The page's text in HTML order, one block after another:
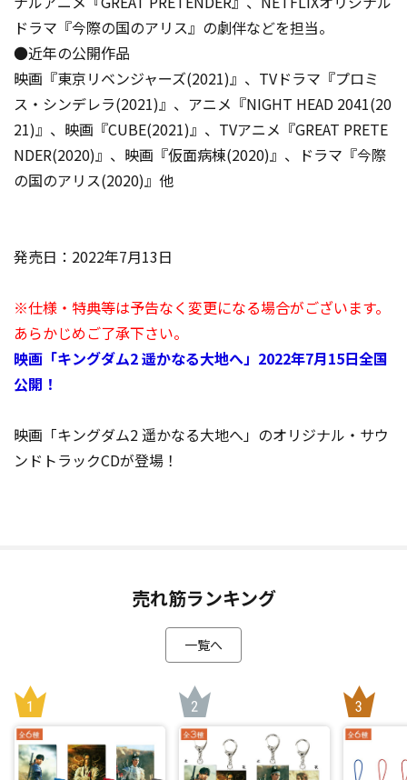
ドラマ『今際の国のアリス』の劇伴などを担当。
●近年の公開作品
映画『東京リベンジャーズ(2021)』、TVドラマ『プロミ
ス・シンデレラ(2021)』、アニメ『NIGHT HEAD 2041(20
21)』、映画『CUBE(2021)』、TVアニメ『GREAT PRETE
NDER(2020)』、映画『仮面病棟(2020)』、ドラマ『今際
の国のアリス(2020)』他
発売日：2022年7月13日
※仕様・特典等は予告なく変更になる場合がございます。
あらかじめご了承下さい。
映画「キングダム2 遥かなる大地へ」2022年7月15日全国
公開！
映画「キングダム2 遥かなる大地へ」のオリジナル・サウ
ンドトラックCDが登場！
売れ筋ランキング
一覧へ